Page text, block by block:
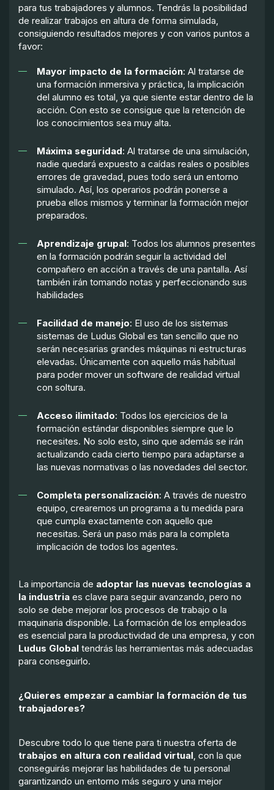
para tus trabajadores y alumnos. Tendrás la posibilidad
de realizar trabajos en altura de forma simulada,
consiguiendo resultados mejores y con varios puntos a
favor:
Mayor impacto de la formación: Al tratarse de
una formación inmersiva y práctica, la implicación
del alumno es total, ya que siente estar dentro de la
acción. Con esto se consigue que la retención de
los conocimientos sea muy alta.
Máxima seguridad: Al tratarse de una simulación,
nadie quedará expuesto a caídas reales o posibles
errores de gravedad, pues todo será un entorno
simulado. Así, los operarios podrán ponerse a
prueba ellos mismos y terminar la formación mejor
preparados.
Aprendizaje grupal: Todos los alumnos presentes
en la formación podrán seguir la actividad del
compañero en acción a través de una pantalla. Así
también irán tomando notas y perfeccionando sus
habilidades
Facilidad de manejo: El uso de los sistemas
sistemas de Ludus Global es tan sencillo que no
serán necesarias grandes máquinas ni estructuras
elevadas. Únicamente con aquello más habitual
para poder mover un software de realidad virtual
con soltura.
Acceso ilimitado: Todos los ejercicios de la
formación estándar disponibles siempre que lo
necesites. No solo esto, sino que además se irán
actualizando cada cierto tiempo para adaptarse a
las nuevas normativas o las novedades del sector.
Completa personalización: A través de nuestro
equipo, crearemos un programa a tu medida para
que cumpla exactamente con aquello que
necesitas. Será un paso más para la completa
implicación de todos los agentes.
La importancia de adoptar las nuevas tecnologías a
la industria es clave para seguir avanzando, pero no
solo se debe mejorar los procesos de trabajo o la
maquinaria disponible. La formación de los empleados
es esencial para la productividad de una empresa, y con
Ludus Global tendrás las herramientas más adecuadas
para conseguirlo.
¿Quieres empezar a cambiar la formación de tus
trabajadores?
Descubre todo lo que tiene para ti nuestra oferta de
trabajos en altura con realidad virtual, con la que
conseguirás mejorar las habilidades de tu personal
garantizando un entorno más seguro y una mejor